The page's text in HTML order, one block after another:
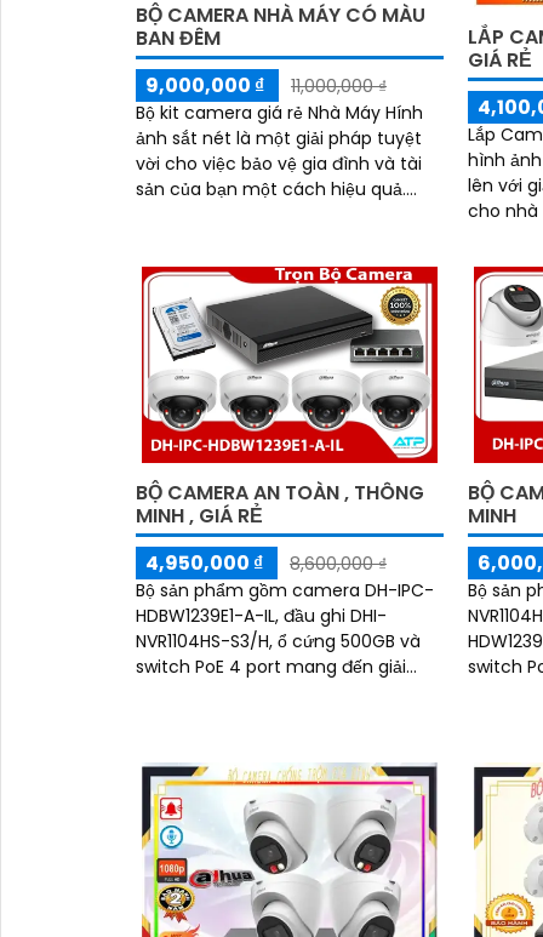
BỘ CAMERA NHÀ MÁY CÓ MÀU
BAN ĐÊM
9,000,000 ₫
11,000,000 ₫
Bộ kit camera giá rẻ Nhà Máy Hính
ảnh sắt nét là một giải pháp tuyệt
vời cho việc bảo vệ gia đình và tài
sản của bạn một cách hiệu quả.
LẮP
GIÁ RẺ
Lắp
hình
lên với
cho nhà
giám
BỘ CAMERA AN TOÀN , THÔNG
MINH , GIÁ RẺ
4,950,000 ₫
8,600,000 ₫
Bộ sản phẩm gồm camera DH-IPC-
HDBW1239E1-A-IL, đầu ghi DHI-
NVR1104HS-S3/H, ổ cứng 500GB và
switch PoE 4 port mang đến giải
BỘ
MINH
Bộ sản
switch